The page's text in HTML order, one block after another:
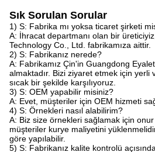
Sık Sorulan Sorular
1) S: Fabrika mı yoksa ticaret şirketi
A: İhracat departmanı olan bir
Technology Co., Ltd. fabrikamıza aittir.
2) S: Fabrikanız nerede?
A: Fabrikamız Çin'in Guangdong
almaktadır. Bizi ziyaret etmek için yerli
sıcak bir şekilde karşılıyoruz.
3) S: OEM yapabilir misiniz?
A: Evet, müşteriler için OEM hizmeti
4) S: Örnekleri nasıl alabilirim?
A: Biz size örnekleri sağlamak için
müşteriler kurye maliyetini
göre yapılabilir.
5) S: Fabrikanız kalite kontrolü